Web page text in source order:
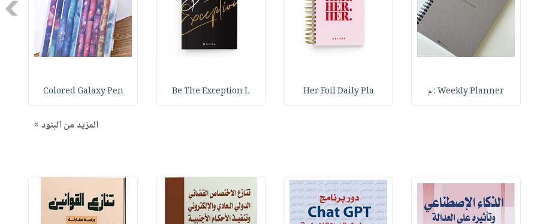
Weekly Planner : م Her Foil Daily Pla
Be The Exception L
Colored Galaxy Pen
المزيد من البنود »